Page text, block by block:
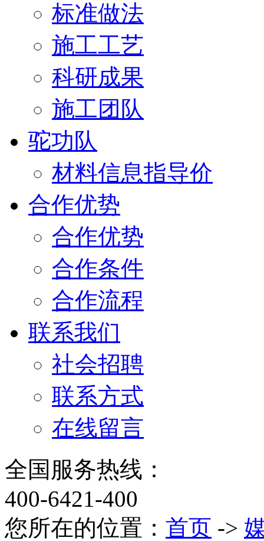
标准做法
施工工艺
科研成果
施工团队
驼功队
材料信息指导价
合作优势
合作优势
合作条件
合作流程
联系我们
社会招聘
联系方式
在线留言
全国服务热线：
400-6421-400
您所在的位置： 首页 ->